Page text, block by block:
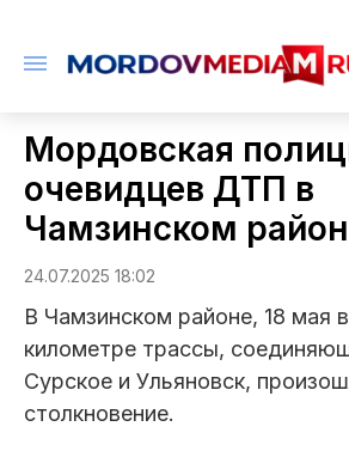
Мордовская
очевидцев ДТП в
Чамзинском
24.07.2025 18:02
В Чамзинском районе, 18 мая
километре трассы,
Сурское и Ульяновск,
столкновение.